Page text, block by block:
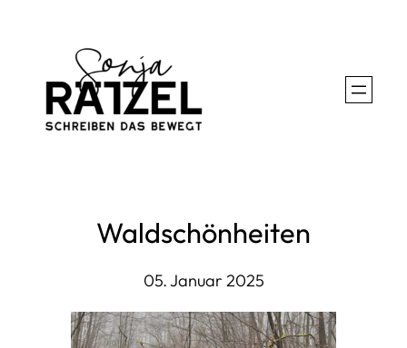
springen
Waldschönheiten
05. Januar 2025